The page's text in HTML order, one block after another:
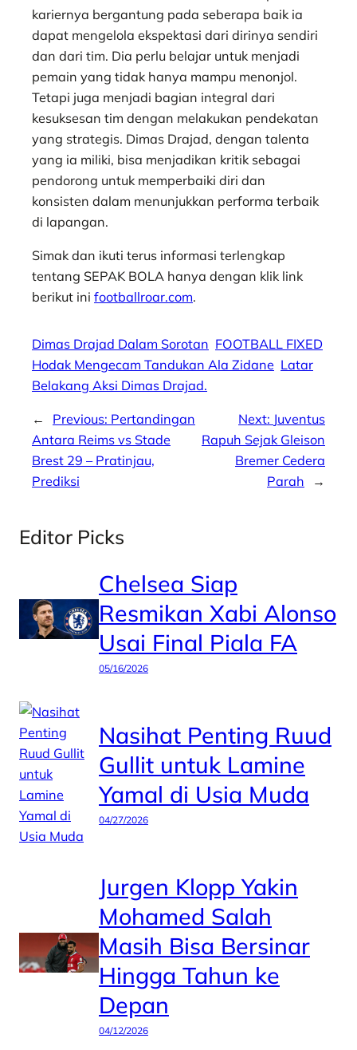
kariernya bergantung pada seberapa baik ia
dapat mengelola ekspektasi dari dirinya sendiri
dan dari tim. Dia perlu belajar untuk menjadi
pemain yang tidak hanya mampu menonjol.
Tetapi juga menjadi bagian integral dari
kesuksesan tim dengan melakukan pendekatan
yang strategis. Dimas Drajad, dengan talenta
yang ia miliki, bisa menjadikan kritik sebagai
pendorong untuk memperbaiki diri dan
konsisten dalam menunjukkan performa terbaik
di lapangan.
Simak dan ikuti terus informasi terlengkap
tentang SEPAK BOLA hanya dengan klik link
berikut ini footballroar.com.
Dimas Drajad Dalam Sorotan FOOTBALL FIXED
Hodak Mengecam Tandukan Ala Zidane Latar
Belakang Aksi Dimas Drajad.
← Previous: Pertandingan
Antara Reims vs Stade
Brest 29 – Pratinjau,
Prediksi
Next: Juventus
Rapuh Sejak Gleison
Bremer Cedera
Parah
→
Editor Picks
Chelsea Siap
Resmikan Xabi Alonso
Usai Final Piala FA
05/16/2026
Nasihat Penting Ruud
Gullit untuk Lamine
Yamal di Usia Muda
04/27/2026
Jurgen Klopp Yakin
Mohamed Salah
Masih Bisa Bersinar
Hingga Tahun ke
Depan
04/12/2026